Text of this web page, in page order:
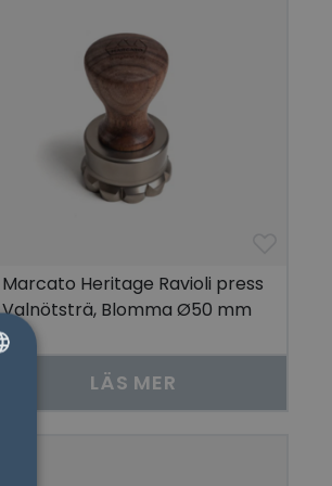
Marcato Heritage Ravioli press
Valnötsträ, Blomma Ø50 mm
LÄS MER